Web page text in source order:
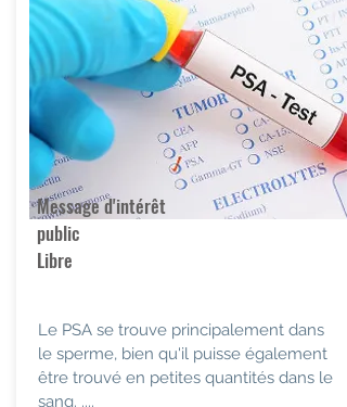
Message d'intérêt
public
Libre
Le PSA se trouve principalement dans
le sperme, bien qu'il puisse également
être trouvé en petites quantités dans le
sang. ....